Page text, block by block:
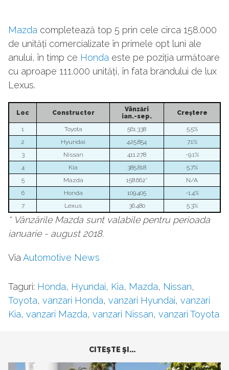
Mazda completează top 5 prin cele circa 158.000
de unități comercializate în primele opt luni ale
anului, în timp ce Honda este pe poziția următoare
cu aproape 111.000 unități, în fata brandului de lux
Lexus.
Loc Constructor Vânzări
ian.-sep.
Creștere
1 Toyota 561.338
5.5%
2
Hyundai 425.854
7.1%
3
Nissan 411.278
-9.1%
4
Kia 385.818
5.7%
5
Mazda 158.662*
N/A
6
Honda 109.405
-1.4%
7
Lexus 36.480 5.3%
* Vânzările Mazda sunt valabile pentru perioada
ianuarie - august 2018.
ViaAutomotive News
Taguri: Honda, Hyundai, Kia, Mazda, Nissan,
Toyota, vanzari Honda, vanzari Hyundai, vanzari
Kia, vanzari Mazda, vanzari Nissan, vanzari Toyota
CITEŞTE ŞI...